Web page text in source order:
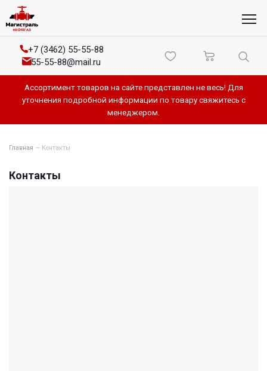
+7 (3462) 55-55-88
55-55-88@mail.ru
Ассортимент товаров на сайте представлен не весь! Для
уточнения подробной информации по товару свяжитесь с
менеджером.
Главная — Контакты
Контакты